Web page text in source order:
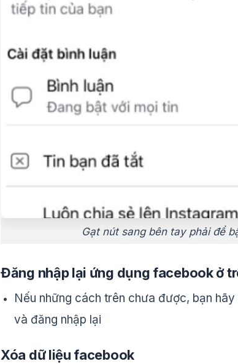
Gạt nút sang bên tay phải để
Đăng nhập lại ứng dụng facebook ở
Nếu những cách trên chưa được, bạn
và đăng nhập lại
Xóa dữ liệu facebook